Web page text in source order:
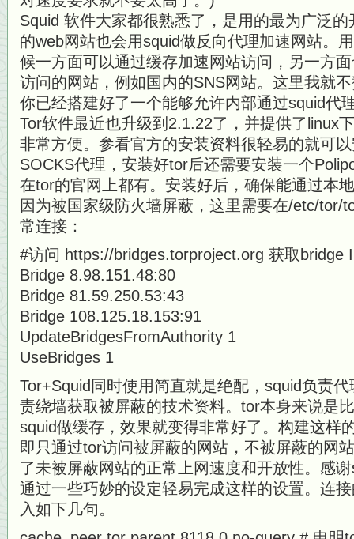
Squid 软件大家都很熟悉了，是用的最为广泛
的web网站也会用squid做反向代理加速网站。
候一方面可以通过缓存加速网站访问，另一方
访问的网站，例如国内的SNS网站。这里我就
你已经搭建好了一个能够允许内部通过squid代
Tor软件最近也升级到2.1.22了，并提供了linux
非常方便。参看官方的安装资料很轻易的就可
SOCKS代理，安装好tor后还需要安装一个
在tor的官网上都有。安装好后，确保能通过本
因为被国家级防火墙屏蔽，这里需要在/etc/tor/
常连接：
#访问 https://bridges.torproject.org 获取bridge
Bridge 8.98.151.48:80
Bridge 81.59.250.53:43
Bridge 108.125.18.153:91
UpdateBridgesFromAuthority 1
UseBridges 1
Tor+Squid同时使用简直就是绝配，squid负责
责绕墙获取被屏蔽的技术资料。tor本身来说是
squid做缓存，效果就变得非常好了。构建这样
即只通过tor访问被屏蔽的网站，不被屏蔽的网
了未被屏蔽网站的正常上网速度和开放性。感
通过一些巧妙的设定轻易完成这样的设置。连
入如下几句。